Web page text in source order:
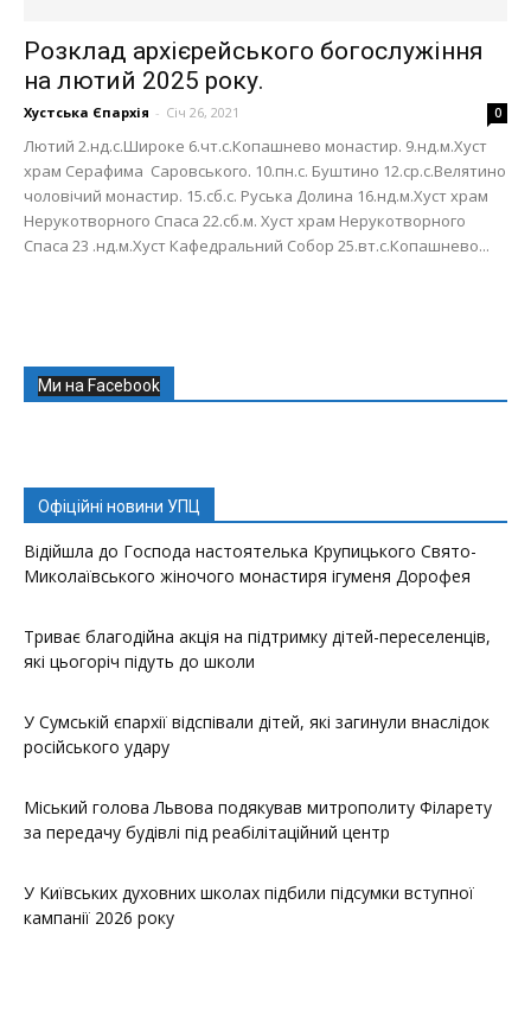
Розклад архієрейського богослужіння
на лютий 2025 року.
Хустська Єпархія - Січ 26, 2021 0
Лютий 2.нд.с.Широке 6.чт.с.Копашнево монастир. 9.нд.м.Хуст
храм Серафима Саровського. 10.пн.с. Буштино 12.ср.с.Велятино
чоловічий монастир. 15.сб.с. Руська Долина 16.нд.м.Хуст храм
Нерукотворного Спаса 22.сб.м. Хуст храм Нерукотворного
Спаса 23 .нд.м.Хуст Кафедральний Собор 25.вт.с.Копашнево...
Ми на Facebook
Офіційні новини УПЦ
Відійшла до Господа настоятелька Крупицького Свято-
Миколаївського жіночого монастиря ігуменя Дорофея
Триває благодійна акція на підтримку дітей-переселенців,
які цьогоріч підуть до школи
У Сумській єпархії відспівали дітей, які загинули внаслідок
російського удару
Міський голова Львова подякував митрополиту Філарету
за передачу будівлі під реабілітаційний центр
У Київських духовних школах підбили підсумки вступної
кампанії 2026 року